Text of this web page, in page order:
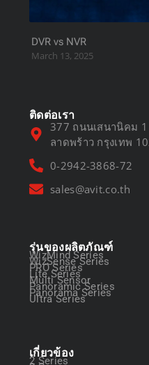
DVR vs NVR
March 13, 2025
ติดต่อเรา
377 ถนนเสนานิคม
ลาดพร้าว กรุงเทพ
0-2942-3868-72
sales@avit.co.th
รุ่นของผลิตภัณฑ์
WizMind Series
WizSense Series
PRO Series
Lite Series
Multi Sensor
Panoramic Series
Panorama Series
Ultra Series
เกี่ยวข้อง
2 Series